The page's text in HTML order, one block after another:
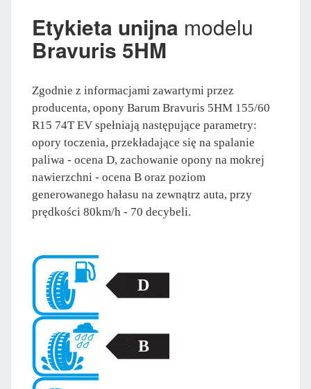
Etykieta unijna modelu
Bravuris 5HM
Zgodnie z informacjami zawartymi przez
producenta, opony Barum Bravuris 5HM 155/60
R15 74T EV spełniają następujące parametry:
opory toczenia, przekładające się na spalanie
paliwa - ocena D, zachowanie opony na mokrej
nawierzchni - ocena B oraz poziom
generowanego hałasu na zewnątrz auta, przy
prędkości 80km/h - 70 decybeli.
D
B